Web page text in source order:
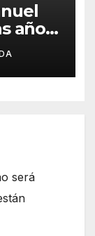
años
será